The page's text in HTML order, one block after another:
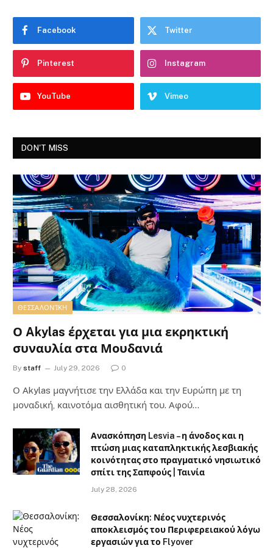
Facebook Twitter
Pinterest Instagram
YouTube Vimeo
DON'T MISS
ΘΕΣΣΑΛΟΝΊΚΗ
Ο Akylas έρχεται για μια εκρηκτική
συναυλία στα Μουδανιά
By staff July 29, 2026 0
Ο Αkylas μαγνήτισε την Ελλάδα και την Ευρώπη με τη
μοναδική, καινοτόμα αισθητική του. Αφού…
Ανασκόπηση Lesvia – η άνοδος και η
πτώση μιας καταπληκτικής λεσβιακής
κοινότητας στο πραγματικό νησιωτικό
σπίτι της Σαπφούς | Ταινία
July 28, 2026
Θεσσαλονίκη: Νέος νυχτερινός
αποκλεισμός του Περιφερειακού λόγω
εργασιών για το Flyover